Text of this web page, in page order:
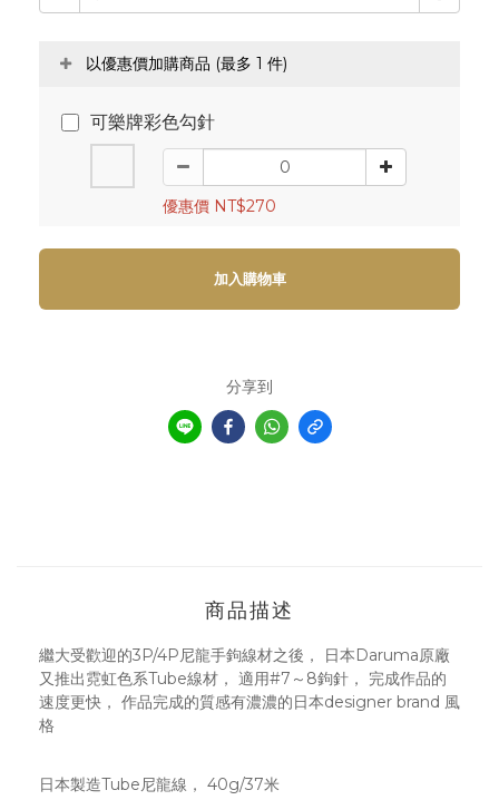
以優惠價加購商品 (最多 1 件)
可樂牌彩色勾針
優惠價 NT$270
加入購物車
分享到
商品描述
繼大受歡迎的3P/4P尼龍手鉤線材之後， 日本Daruma原廠
又推出霓虹色系Tube線材， 適用#7～8鉤針， 完成作品的
速度更快， 作品完成的質感有濃濃的日本designer brand 風
格
日本製造Tube尼龍線， 40g/37米